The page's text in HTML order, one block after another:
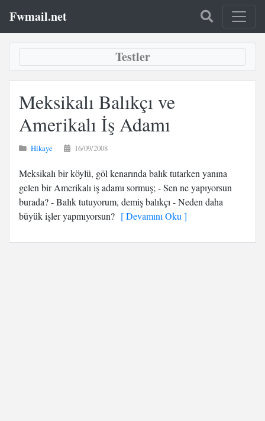
Fwmail.net
Testler
Meksikalı Balıkçı ve
Amerikalı İş Adamı
Hikaye 16/09/2008
Meksikalı bir köylü, göl kenarında balık tutarken yanına
gelen bir Amerikalı iş adamı sormuş; - Sen ne yapıyorsun
burada? - Balık tutuyorum, demiş balıkçı - Neden daha
büyük işler yapmıyorsun? [ Devamını Oku ]